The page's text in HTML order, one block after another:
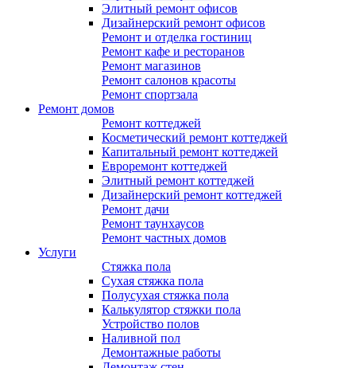
Элитный ремонт офисов
Дизайнерский ремонт офисов
Ремонт и отделка гостиниц
Ремонт кафе и ресторанов
Ремонт магазинов
Ремонт салонов красоты
Ремонт спортзала
Ремонт домов
Ремонт коттеджей
Косметический ремонт коттеджей
Капитальный ремонт коттеджей
Евроремонт коттеджей
Элитный ремонт коттеджей
Дизайнерский ремонт коттеджей
Ремонт дачи
Ремонт таунхаусов
Ремонт частных домов
Услуги
Стяжка пола
Сухая стяжка пола
Полусухая стяжка пола
Калькулятор стяжки пола
Устройство полов
Наливной пол
Демонтажные работы